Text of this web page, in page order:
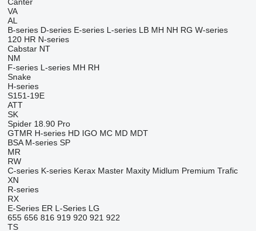
VA
AL
B-series D-series E-series L-series LB MH NH RG W-series
120 HR N-series
Cabstar NT
NM
F-series L-series MH RH
Snake
H-series
S151-19E
ATT
SK
Spider 18.90 Pro
GTMR H-series HD IGO MC MD MDT
BSA M-series SP
MR
RW
C-series K-series Kerax Master Maxity Midlum Premium Trafic
XN
R-series
RX
E-Series ER L-Series LG
655 656 816 919 920 921 922
TS